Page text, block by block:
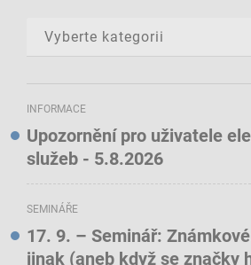
INFORMACE
Upozornění pro uživatele
služeb - 5.8.2026
SEMINÁŘE
17. 9. – Seminář:
jinak (aneb když se značky